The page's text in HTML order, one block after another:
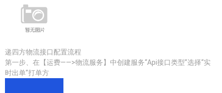
递四方物流接口配置流程
第一步、在【运费——>物流服务】中创建服务“Api接口类型”选择“实
时出单”打单方